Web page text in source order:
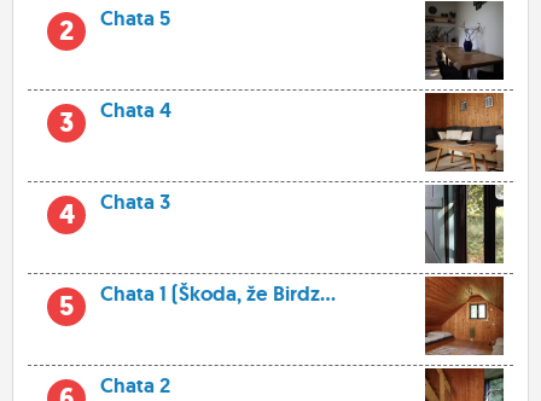
2 Chata 5
3 Chata 4
4 Chata 3
5 Chata 1 (Škoda, že Birdz...
Chata 2